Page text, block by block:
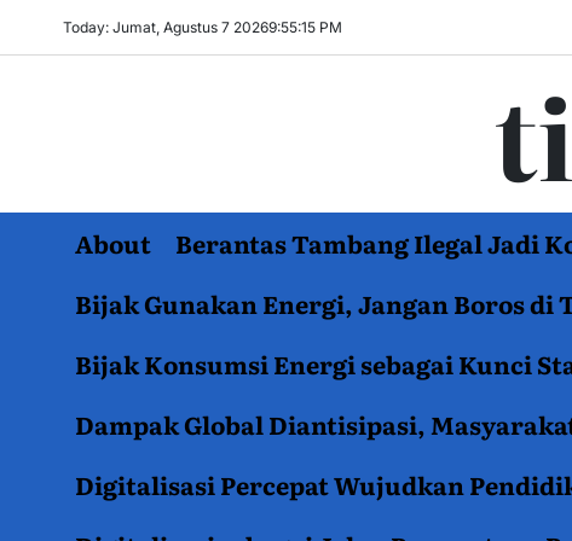
Today: Jumat, Agustus 7 20269:55:16 PM
About
Berantas Tambang Ilegal Jadi
Bijak Gunakan Energi, Jangan Boros di
Bijak Konsumsi Energi sebagai Kunci
Dampak Global Diantisipasi,
Digitalisasi Percepat Wujudkan